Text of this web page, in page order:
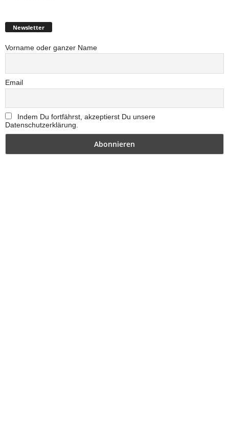
Newsletter
Vorname oder ganzer Name
Email
Indem Du fortfährst, akzeptierst Du unsere
Datenschutzerklärung.